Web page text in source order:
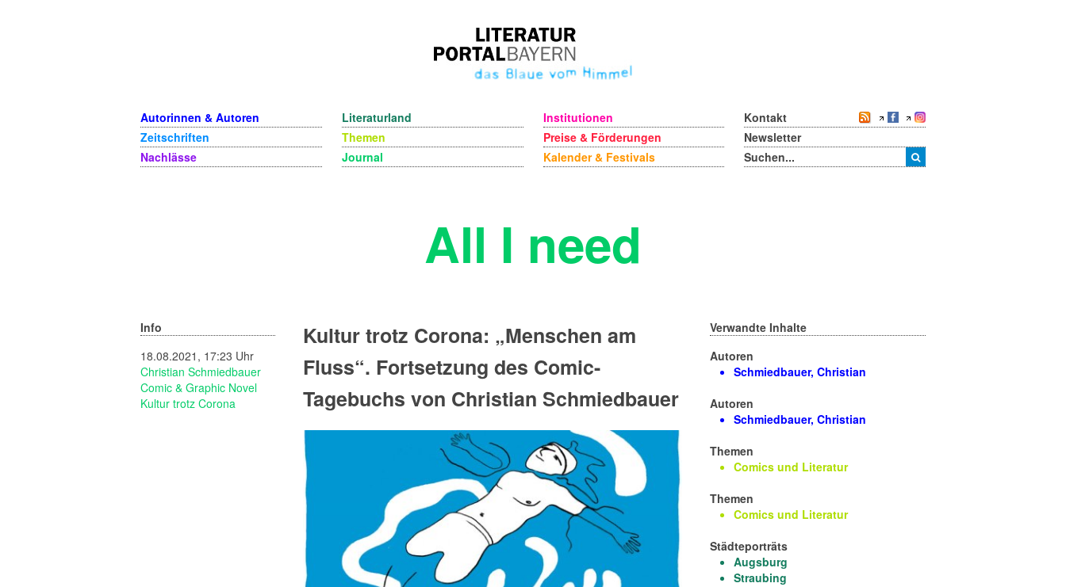
Autorinnen & Autoren
Zeitschriften
Nachlässe
Literaturland
Themen
Journal
Institutionen
Preise & Förderungen
Kalender & Festivals
Kontakt
Newsletter
All I need
Info
18.08.2021, 17:23 Uhr
Christian Schmiedbauer
Comic & Graphic Novel
Kultur trotz Corona
Kultur trotz Corona: „Menschen am
Fluss“. Fortsetzung des Comic-
Tagebuchs von Christian Schmiedbauer
Verwandte Inhalte
Autoren
Schmiedbauer, Christian
Autoren
Schmiedbauer, Christian
Themen
Comics und Literatur
Themen
Comics und Literatur
Städteporträts
Augsburg
Straubing